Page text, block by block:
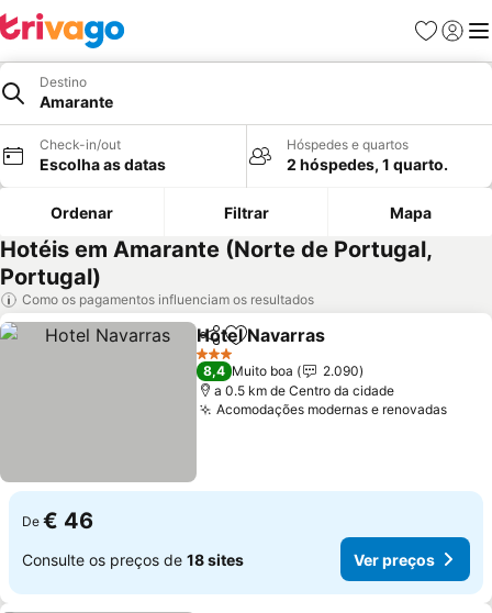
Favoritos
Iniciar
Destino
Amarante
Check-in/out
Escolha as datas
Hóspedes e quartos
2 hóspedes, 1 quarto.
Ordenar Filtrar Mapa
Hotéis em Amarante (Norte de Portugal,
Portugal)
Como os pagamentos influenciam os resultados
PartilharAdicionar aos favoritos
Hotel Navarras
3 Estrelas
8,4 Muito boa
2.090
a 0.5 km de Centro da cidade
Acomodações modernas e renovadas
De € 46
Consulte os preços de 18 sites Ver preços